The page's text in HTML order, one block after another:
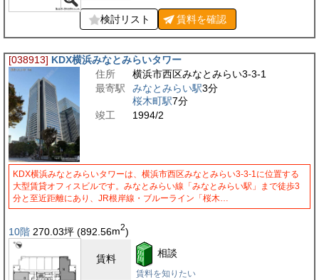
検討リスト 賃料を確認
[038913] KDX横浜みなとみらいタワー
住所
横浜市西区みなとみらい3-3-1
最寄駅
みなとみらい駅3分
桜木町駅7分
竣工
1994/2
KDX横浜みなとみらいタワーは、横浜市西区みなとみらい3-3-1に位置する
大型賃貸オフィスビルです。みなとみらい線「みなとみらい駅」まで徒歩3
分と至近距離にあり、JR根岸線・ブルーライン「桜木…
10階 270.03坪 (892.56m2)
賃料 相談
賃料を知りたい